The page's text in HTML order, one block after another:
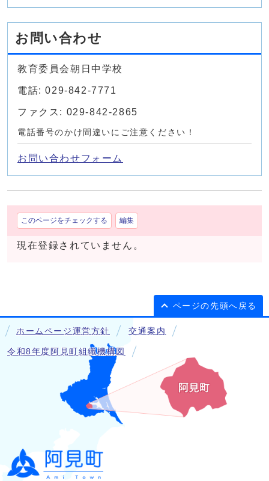
お問い合わせ
教育委員会朝日中学校
電話: 029-842-7771
ファクス: 029-842-2865
電話番号のかけ間違いにご注意ください！
お問い合わせフォーム
このページをチェックする 編集
現在登録されていません。
ページの先頭へ戻る
ホームページ運営方針 交通案内
令和8年度阿見町組織機構図